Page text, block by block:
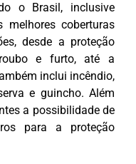
o Brasil, inclusive
melhores coberturas
desde a proteção
e furto, até a
inclui incêndio,
e guincho. Além
a possibilidade de
para a proteção